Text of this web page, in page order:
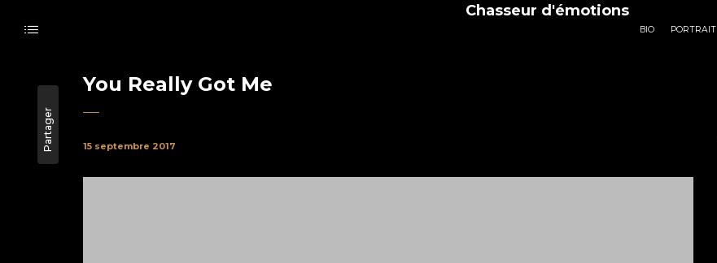
Chasseur d'émotions
BIO PORTRAIT
You Really Got Me
Partager 15 septembre 2017